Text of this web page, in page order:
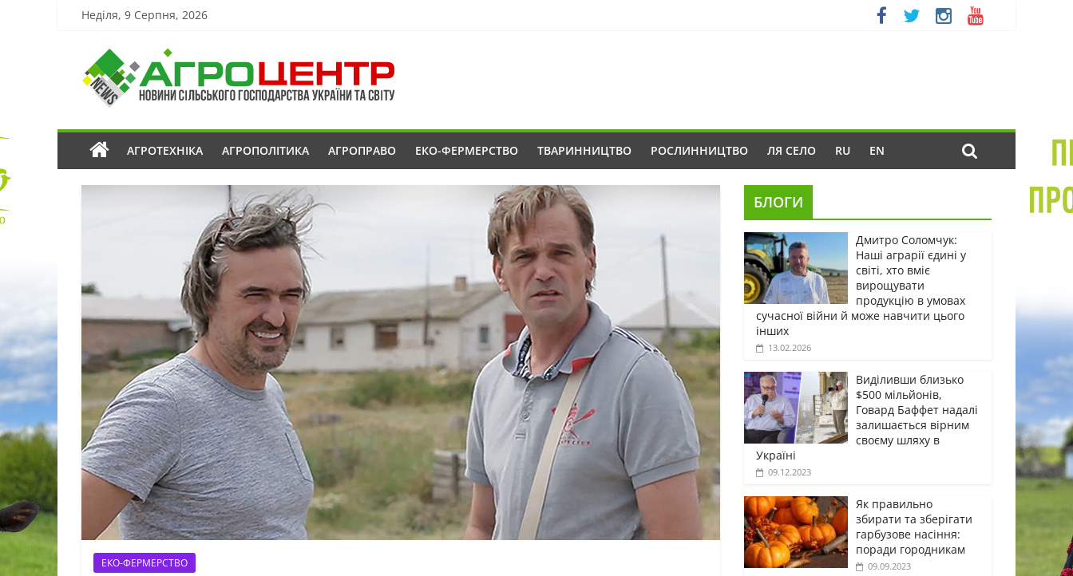
Неділя, 9 Серпня, 2026
АГРОТЕХНІКА АГРОПОЛІТИКА АГРОПРАВО ЕКО-ФЕРМЕРСТВО ТВАРИННИЦТВО РОСЛИННИЦТВО ЛЯ СЕЛО RU EN
ЕКО-ФЕРМЕРСТВО
БЛОГИ
Дмитро Соломчук:
Наші аграрії єдині у
світі, хто вміє
вирощувати
продукцію в умовах
сучасної війни й може навчити цього
інших
13.02.2026
Виділивши близько
$500 мільйонів,
Говард Баффет надалі
залишається вірним
своєму шляху в
Україні
09.12.2023
Як правильно
збирати та зберігати
гарбузове насіння:
поради городникам
09.09.2023